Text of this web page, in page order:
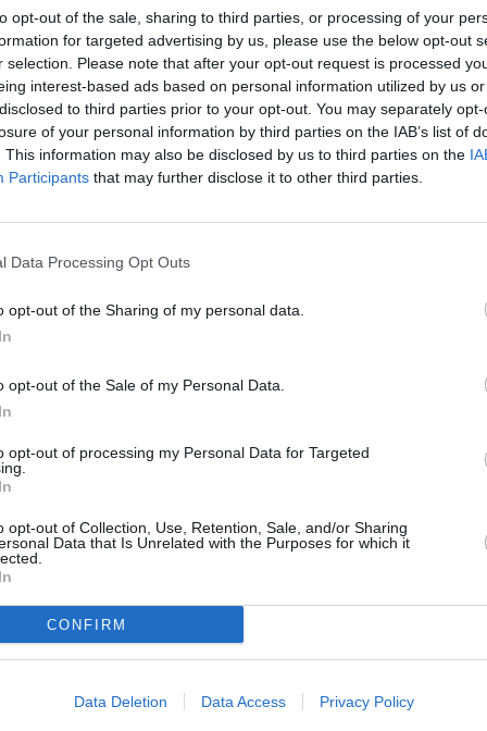
opt-out of the sale, sharing to third parties, or processing of your
for targeted advertising by us, please use the below opt-out
selection. Please note that after your opt-out request is processed
interest-based ads based on personal information utilized by us
to third parties prior to your opt-out. You may separately
of your personal information by third parties on the IAB’s list of
This information may also be disclosed by us to third parties on the
Participants that may further disclose it to other third parties.
Data Processing Opt Outs
opt-out of the Sharing of my personal data.
opt-out of the Sale of my Personal Data.
opt-out of processing my Personal Data for Targeted
opt-out of Collection, Use, Retention, Sale, and/or Sharing
Data that Is Unrelated with the Purposes for which it
CONFIRM
Data Deletion Data Access Privacy Policy
kochende Wasser
bis zwei Minuten im
Kochzeit
Besonders lange
vorsichtig in
mit dem Uhrzeigersinn
am Boden des Topfes
dente (bissfest), wobei
die Nudel
oder serviert
Verarbeitung
nicht abschrecken.
mit einem Kräuteröl
/
/Nudel Rezepte/
Bärlauch-Teigtaschen
Leicht
Anzeige